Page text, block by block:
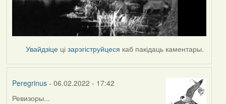
Увайдзіце цізарэгіструйцеся каб пакідаць каментары.
Peregrinus- 06.02.2022 - 17:42
Ревизоры...